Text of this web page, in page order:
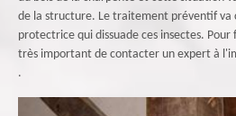
de la structure. Le traitement préventif va
protectrice qui dissuade ces insectes.
très important de contacter un expert à
.